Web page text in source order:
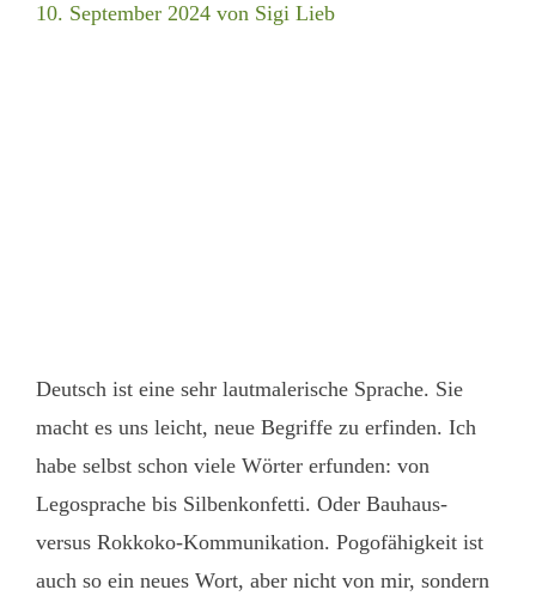
10. September 2024 von Sigi Lieb
Deutsch ist eine sehr lautmalerische Sprache. Sie
macht es uns leicht, neue Begriffe zu erfinden. Ich
habe selbst schon viele Wörter erfunden: von
Legosprache bis Silbenkonfetti. Oder Bauhaus-
versus Rokkoko-Kommunikation. Pogofähigkeit ist
auch so ein neues Wort, aber nicht von mir, sondern